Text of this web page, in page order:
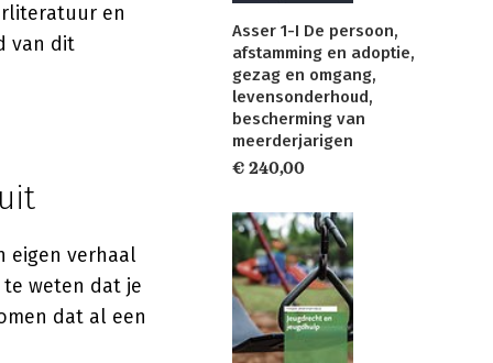
en
van dit
eigen verhaal
weten dat je
dat al een
Asser 1-I De persoon,
afstamming en adoptie,
gezag en omgang,
levensonderhoud,
bescherming van
meerderjarigen
€ 240,00